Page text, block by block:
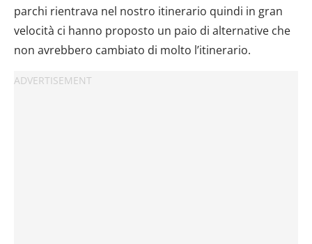
parchi rientrava nel nostro itinerario quindi in gran
velocità ci hanno proposto un paio di alternative che
non avrebbero cambiato di molto l’itinerario.